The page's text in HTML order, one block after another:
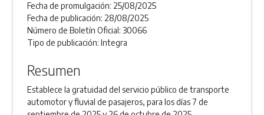
Fecha de promulgación: 25/08/2025
Fecha de publicación: 28/08/2025
Número de Boletín Oficial: 30066
Tipo de publicación:Integra
Resumen
Establece la gratuidad del servicio público de transporte
automotor y fluvial de pasajeros, para los días 7 de